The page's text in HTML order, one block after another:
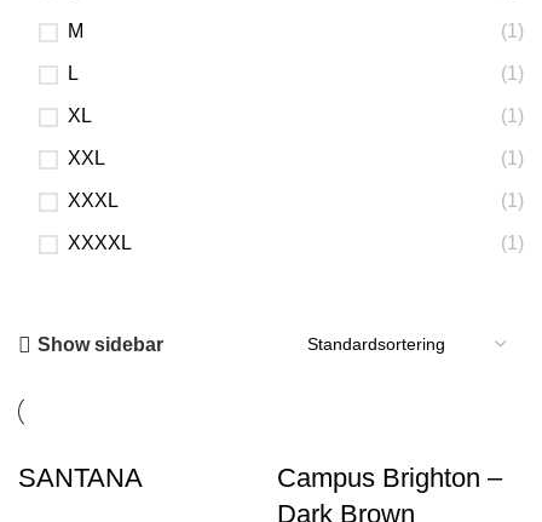
M (1)
L (1)
XL (1)
XXL (1)
XXXL (1)
XXXXL (1)
Show sidebar
SANTANA
Campus Brighton –
Dark Brown